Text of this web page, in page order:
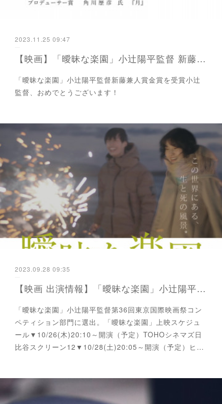
2023.11.25 09:47
【映画】「曖昧な楽園」小辻陽平監督 新藤兼人賞金賞受賞
「曖昧な楽園」小辻陽平監督新藤兼人賞金賞を受賞小辻
監督、おめでとうございます！
2023.09.28 09:35
【映画 出演情報】「曖昧な楽園」小辻陽平監督 東京国際映画祭コンペティション部門選出
「曖昧な楽園」小辻陽平監督第36回東京国際映画祭コン
ペティション部門に選出。「曖昧な楽園」上映スケジュ
ール▼10/26(木)20:10～開演（予定）TOHOシネマズ日
比谷スクリーン12▼10/28(土)20:05～開演（予定）ヒ…